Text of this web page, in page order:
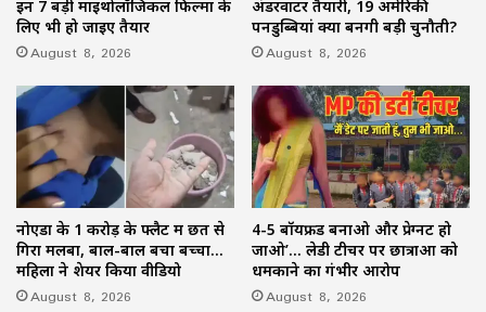
इन 7 बड़ी माइथोलॉजिकल फिल्मों के
लिए भी हो जाइए तैयार
August 8, 2026
अंडरवाटर तैयारी, 19 अमेरिकी
पनडुब्बियां क्यों बनेंगी बड़ी चुनौती?
August 8, 2026
नोएडा के 1 करोड़ के फ्लैट में छत से
गिरा मलबा, बाल-बाल बचा बच्चा…
महिला ने शेयर किया वीडियो
August 8, 2026
4-5 बॉयफ्रेंड बनाओ और प्रेग्नेंट हो
जाओ’… लेडी टीचर पर छात्राओं को
धमकाने का गंभीर आरोप
August 8, 2026